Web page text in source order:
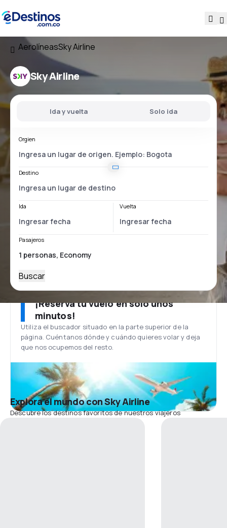
AerolíneasSky Airline
Sky Airline
Ida y vuelta Solo ida
Orgien
Destino
Ida Vuelta
Pasajeros
Buscar
¡Reserva tu vuelo en solo unos
minutos!
Utiliza el buscador situado en la parte superior de la
página. Cuéntanos dónde y cuándo quieres volar y deja
que nos ocupemos del resto.
Explora el mundo con Sky Airline
Descubre los destinos favoritos de nuestros viajeros